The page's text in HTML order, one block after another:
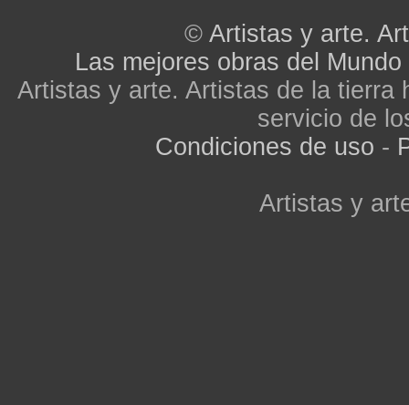
© Artistas y arte.
Las mejores obras del Mundo
Artistas y arte. Artistas de la tierra
servicio de
Condiciones de uso -
Artistas y